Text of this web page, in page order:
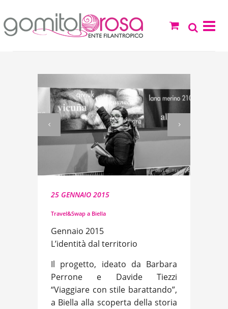
25 GENNAIO 2015
Travel&Swap a Biella
Gennaio 2015
L’identità dal territorio
Il progetto, ideato da Barbara
Perrone e Davide Tiezzi
“Viaggiare con stile barattando”,
a Biella alla scoperta della storia